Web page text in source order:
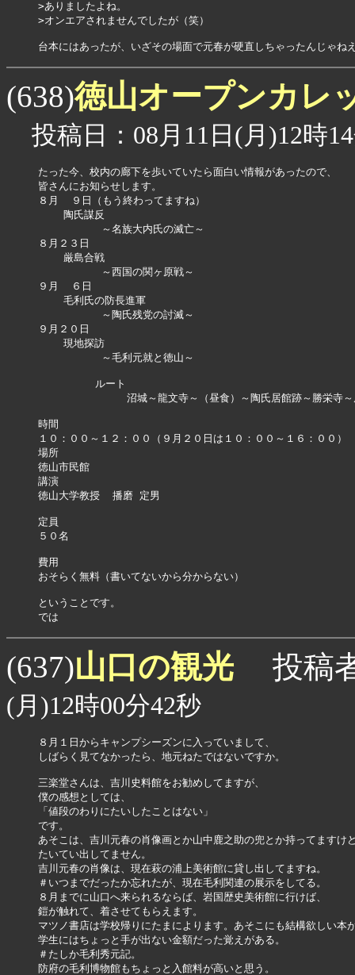
>ありましたよね。
>オンエアされませんでしたが（笑）
(638)徳山オープンカレ
投稿日：08月11日(月)12時
たった今、校内の廊下を歩いていたら面白い情報があったので、
皆さんにお知らせします。
８月  ９日（もう終わってますね）
    陶氏謀反
          ～名族大内氏の滅亡～
８月２３日
    厳島合戦
          ～西国の関ヶ原戦～
９月  ６日
    毛利氏の防長進軍
          ～陶氏残党の討滅～
９月２０日
    現地探訪
          ～毛利元就と徳山～
         ルート
沼城～龍文寺～（昼食）～陶氏居館跡～勝栄寺～
時間
１０：００～１２：００（９月２０日は１０：００～１６：００）
場所
徳山市民館
講演
徳山大学教授  播磨 定男
定員
５０名
費用
おそらく無料（書いてないから分からない）
ということです。
では
(637)山口の観光 投稿
(月)12時00分42秒
８月１日からキャンプシーズンに入っていまして、
しばらく見てなかったら、地元ねたではないですか。
三楽堂さんは、吉川史料館をお勧めしてますが、
僕の感想としては、
「値段のわりにたいしたことはない」
です。
あそこは、吉川元春の肖像画とか山中鹿之助の兜とか持ってますけ
たいてい出してません。
吉川元春の肖像は、現在萩の浦上美術館に貸し出してますね。
＃いつまでだったか忘れたが、現在毛利関連の展示をしてる。
８月までに山口へ来られるならば、岩国歴史美術館に行けば、
鎧が触れて、着させてもらえます。
マツノ書店は学校帰りにたまによります。あそこにも結構欲しい本
学生にはちょっと手が出ない金額だった覚えがある。
＃たしか毛利秀元記。
防府の毛利博物館もちょっと入館料が高いと思う。